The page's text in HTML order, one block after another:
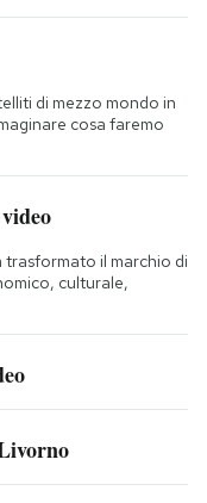
di mezzo mondo in
cosa faremo
trasformato il marchio di
culturale,